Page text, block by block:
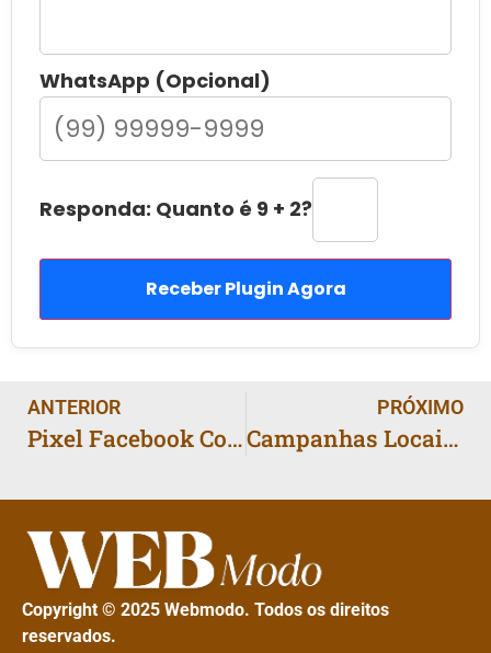
WhatsApp (Opcional)
Responda: Quanto é 9 + 2?
Receber Plugin Agora
ANTERIOR
Pixel Facebook Configurado: Rastreie Vendas Pagando Menos
PRÓXIMO
Campanhas Locais no Facebook: Clientes na Sua Região
Copyright © 2025 Webmodo. Todos os direitos
reservados.